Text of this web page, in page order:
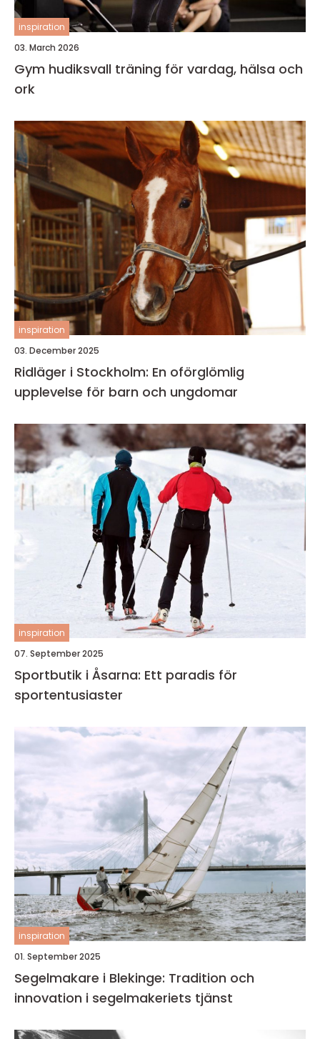
inspiration
03. March 2026
Gym hudiksvall träning för vardag, hälsa och
ork
inspiration
03. December 2025
Ridläger i Stockholm: En oförglömlig
upplevelse för barn och ungdomar
inspiration
07. September 2025
Sportbutik i Åsarna: Ett paradis för
sportentusiaster
inspiration
01. September 2025
Segelmakare i Blekinge: Tradition och
innovation i segelmakeriets tjänst